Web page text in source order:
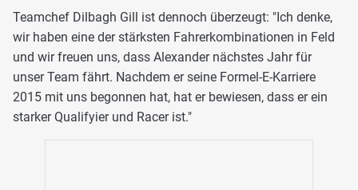
Teamchef Dilbagh Gill ist dennoch überzeugt: "Ich denke,
wir haben eine der stärksten Fahrerkombinationen in Feld
und wir freuen uns, dass Alexander nächstes Jahr für
unser Team fährt. Nachdem er seine Formel-E-Karriere
2015 mit uns begonnen hat, hat er bewiesen, dass er ein
starker Qualifyier und Racer ist."